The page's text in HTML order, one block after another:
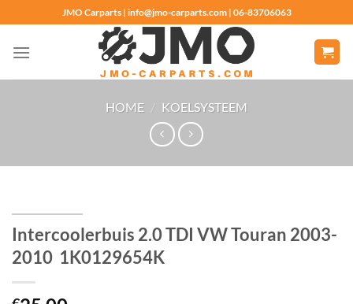
naar
inhoud
JMO Carparts | info@jmo-carparts.com | 06-83706063
HOME / KOELSYSTEEM
Intercoolerbuis 2.0 TDI VW Touran 2003-
2010 1K0129654K